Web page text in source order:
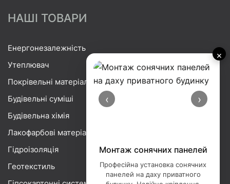
×
‹ ›
Монтаж сонячних панелей
Професійна установка сонячних
панелей на даху приватного
НАШІ ТОВАРИ
Енергонезалежність
Утеплювач
Покрівельні матеріали
Будівельні суміші
Будівельна хімія
Лакофарбові матеріали
Гідроізоляція
Геотекстиль